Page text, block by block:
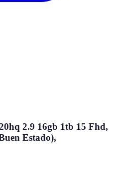
2.9 16gb 1tb 15 Fhd,
Estado),